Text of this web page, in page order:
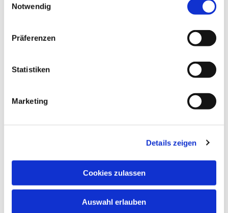
Notwendig
Präferenzen
Statistiken
Marketing
Details zeigen
Cookies zulassen
Auswahl erlauben
Dies könnte Sie auch